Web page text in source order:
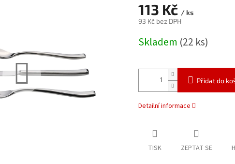
113 Kč / ks
93 Kč bez DPH
cena:
Skladem (22 ks)
Přidat do
Detailní informace
TISK ZEPTAT SE